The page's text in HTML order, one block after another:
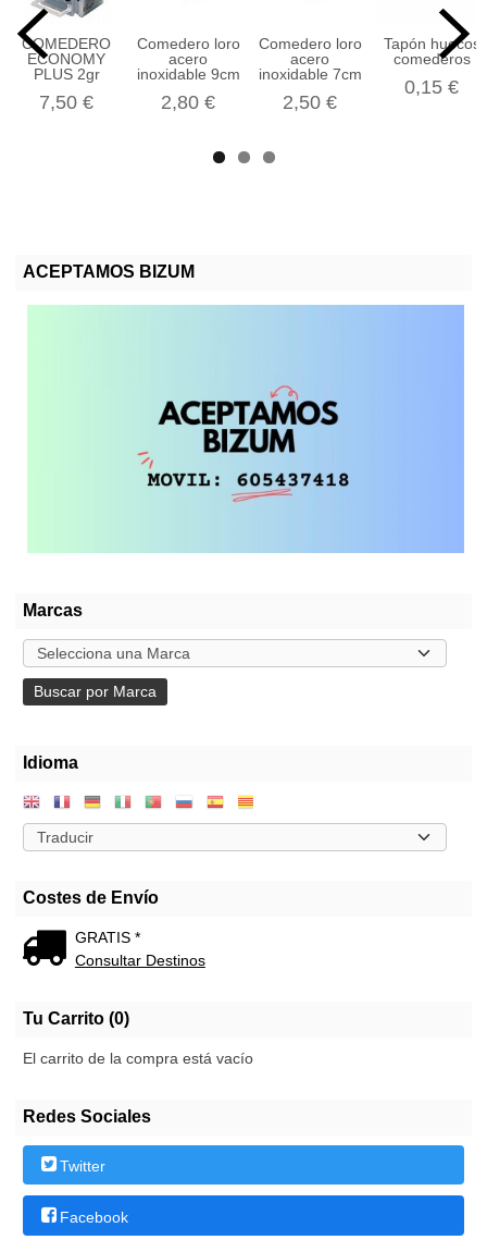
ACEPTAMOS BIZUM
Marcas
Idioma
Costes de Envío
GRATIS *
Consultar Destinos
Tu Carrito (0)
El carrito de la compra está vacío
Redes Sociales
Twitter
Facebook
COMEDERO
ECONOMY
PLUS 2gr
7,50 €
Comedero loro
acero
inoxidable 9cm
2,80 €
Comedero loro
acero
inoxidable 7cm
2,50 €
Tapón huecos
comederos
0,15 €